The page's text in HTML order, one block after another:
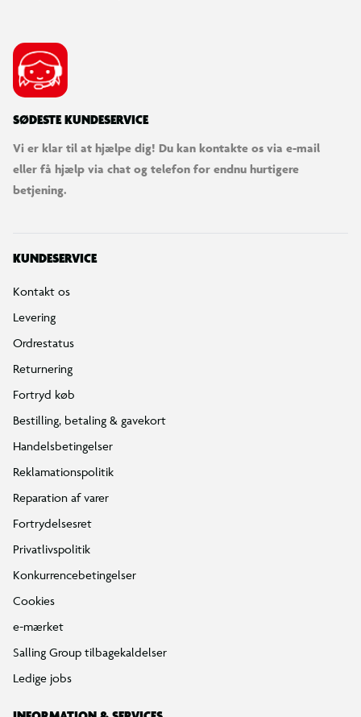
SØDESTE KUNDESERVICE
Vi er klar til at hjælpe dig! Du kan kontakte os via e-mail
eller få hjælp via chat og telefon for endnu hurtigere
betjening.
KUNDESERVICE
Kontakt os
Levering
Ordrestatus
Returnering
Fortryd køb
Bestilling, betaling & gavekort
Handelsbetingelser
Reklamationspolitik
Reparation af varer
Fortrydelsesret
Privatlivspolitik
Konkurrencebetingelser
Cookies
e-mærket
Salling Group tilbagekaldelser
Ledige jobs